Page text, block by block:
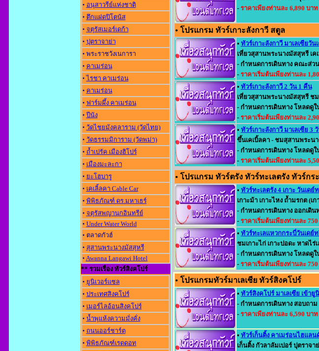
• อนุสาวรีย์แห่งชาต
• ตึกแฝดปิโตนัส
• จตุรัสเมอร์เดก้า
• ปุตราจาย่า
• พระราชวังเนการา
• คาเมร่อน
•ไรชา คาเมร่อน
• คาเมร่อน
• ฟาร์มผึ้ง คาเมร่อน
• ปีนัง
• วัดไชยมังคลาราม (วัดไทย)
• วัดธรรมมิการาม (วัดพม่า)
• ถ้ำเปรัค เมืองฮิโปร์
• เมืองมะละกา
• ยะโฮบารู
• เคเลิ้ลคา Cable Car
• พิพิธภัณฑ์ ดร.มหาเธร์
• จตุรัสพญานกอินทรีย์
• Under Water World
• ตลาดกัวฮ์
• สุสานพระนางมัสสุหรี
• Awanna Langawi Hotel
** รวมเรื่อง ทัวร์สิงคโปร์
• ยูนิเวอร์แซล
• ประเทศสิงคโปร์
• เมอร์ไลอ้อนสิงคโปร์
• น้ำพุแห้งความมั่งคั่ง
• ถนนออร์ชาร์ต
• พิพิธภัณฑ์เรดดอท
- ราคาเพียงท่านละ 6,890 บาท
• โปรแกรม ทัวร์เกาะลังกาวี สตูล
• ทัวร์เกาะลังกาวี มาเลเซียวัน
เที่ยวสุสานพระนางมัสสุหรี เ
- กำหนดการเดินทาง คณะส่ว
- ราคาเริ่มต้นเพียงท่านละ
• ทัวร์เกาะลังกาวี 2 วัน 1 คืน
เที่ยวสุสานพระนางมัสสุหรี
- กำหนดการเดินทาง โหลดดู
- ราคาเริ่มต้นเพียงท่านละ
• ทัวร์เกาะลังกาวี มาเลเซีย 3
ขึ้นเคเบิ้ลคา - ชมสุสานพระน
- กำหนดการเดินทาง โหลดดู
- ราคาเริ่มต้นเพียงท่านละ
• โปรแกรม ทัวร์ตรัง ทัวร์ทะเลตรัง ทัวร์กร
• ทัวร์ทะเลตรัง 4 เกาะ วันเดย์
เกาะม้า เกาะไหง ถ้ำมรกต (เ
- กำหนดการเดินทาง ออกเดิ
- ราคาเริ่มต้นเพียงท่านละ
• ทัวร์ทะเลแหวกกระบี่วันเดย์
ชมเกาะไก่ เกาะปอดะ หาดไร่
- กำหนดการเดินทาง โหลดดู
- ราคาเริ่มต้นเพียงท่านละ
• โปรแกรมทัวร์มาเลเซีย ทัวร์สิงคโปร์
• ทัวร์สิงคโปร์ มาเลเซีย เข้า
- กำหนดการเดินทาง สอบถาม
- ราคาเพียงท่านละ 6,590 บา
• ทัวร์เก็นติ้ง คาเมร่อนไฮแลน
เก็นติ้ง กัวลาลัมเปอร์ ปุตราจ